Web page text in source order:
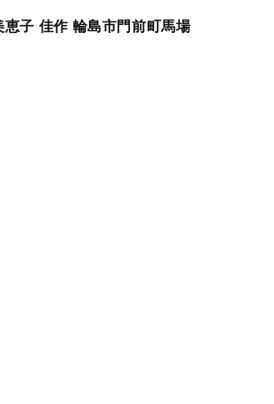
子 佳作 輪島市門前町馬場